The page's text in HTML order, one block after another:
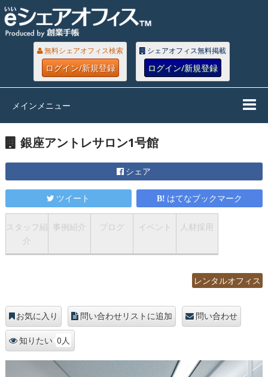
無料シェアオフィス検索
ログイン/新規登録
シェアオフィス無料掲載
ログイン/新規登録
メインメニュー
銀座アントレサロン1号館
シェア
ツイート はてなブックマーク
スタッフ紹
介
事例紹介 ブログ イベント 人材採用
レンタルオフィス
お気に入り 問い合わせリストに追加 問い合わせ
知りたい 0人